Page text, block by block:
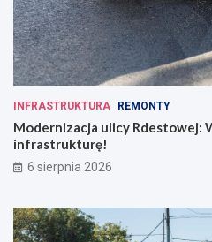
c
i
INFRASTRUKTURA REMONTY
Modernizacja ulicy Rdestowej:
infrastrukturę!
6 sierpnia 2026